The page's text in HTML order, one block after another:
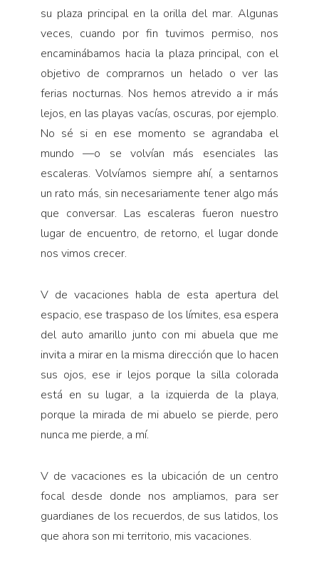
su plaza principal en la orilla del mar. Algunas
veces, cuando por fin tuvimos permiso, nos
encaminábamos hacia la plaza principal, con el
objetivo de comprarnos un helado o ver las
ferias nocturnas. Nos hemos atrevido a ir más
lejos, en las playas vacías, oscuras, por ejemplo.
No sé si en ese momento se agrandaba el
mundo —o se volvían más esenciales las
escaleras. Volvíamos siempre ahí, a sentarnos
un rato más, sin necesariamente tener algo más
que conversar. Las escaleras fueron nuestro
lugar de encuentro, de retorno, el lugar donde
nos vimos crecer.
V de vacaciones habla de esta apertura del
espacio, ese traspaso de los límites, esa espera
del auto amarillo junto con mi abuela que me
invita a mirar en la misma dirección que lo hacen
sus ojos, ese ir lejos porque la silla colorada
está en su lugar, a la izquierda de la playa,
porque la mirada de mi abuelo se pierde, pero
nunca me pierde, a mí.
V de vacaciones es la ubicación de un centro
focal desde donde nos ampliamos, para ser
guardianes de los recuerdos, de sus latidos, los
que ahora son mi territorio, mis vacaciones.